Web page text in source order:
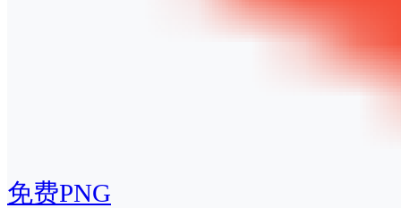
免费PNG